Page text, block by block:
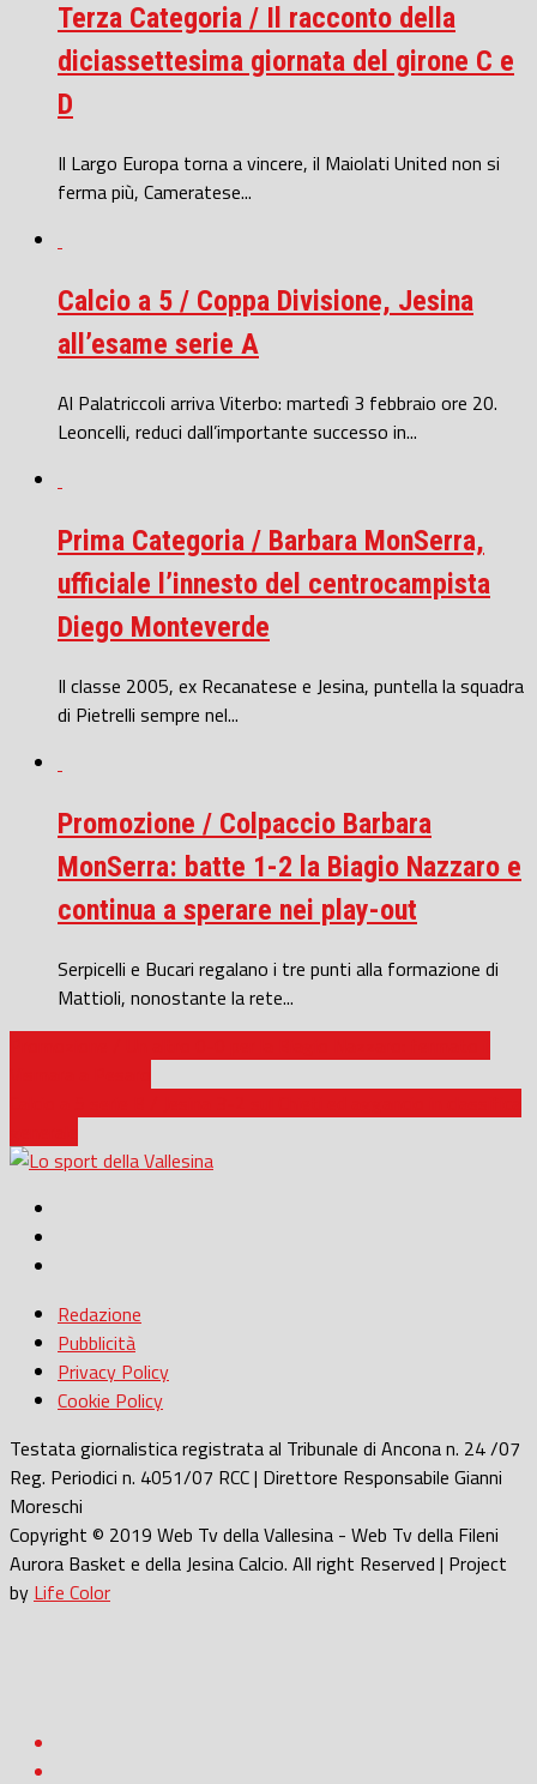
Terza Categoria / Il racconto della
diciassettesima giornata del girone C e
D
Il Largo Europa torna a vincere, il Maiolati United non si
ferma più, Cameratese...
Calcio a 5 / Coppa Divisione, Jesina
all’esame serie A
Al Palatriccoli arriva Viterbo: martedì 3 febbraio ore 20.
Leoncelli, reduci dall’importante successo in...
Prima Categoria / Barbara MonSerra,
ufficiale l’innesto del centrocampista
Diego Monteverde
Il classe 2005, ex Recanatese e Jesina, puntella la squadra
di Pietrelli sempre nel...
Promozione / Colpaccio Barbara
MonSerra: batte 1-2 la Biagio Nazzaro e
continua a sperare nei play-out
Serpicelli e Bucari regalano i tre punti alla formazione di
Mattioli, nonostante la rete...
Redazione
Pubblicità
Privacy Policy
Cookie Policy
Testata giornalistica registrata al Tribunale di Ancona n. 24 /07
Reg. Periodici n. 4051/07 RCC | Direttore Responsabile Gianni
Moreschi
Copyright © 2019 Web Tv della Vallesina - Web Tv della Fileni
Aurora Basket e della Jesina Calcio. All right Reserved | Project
by Life Color